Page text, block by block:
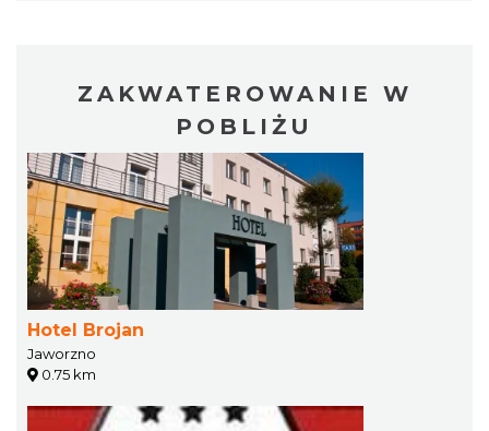
ZAKWATEROWANIE W
POBLIŻU
Hotel Brojan
Jaworzno
0.75 km